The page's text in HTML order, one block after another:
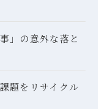
」の意外な落と
題をリサイクル